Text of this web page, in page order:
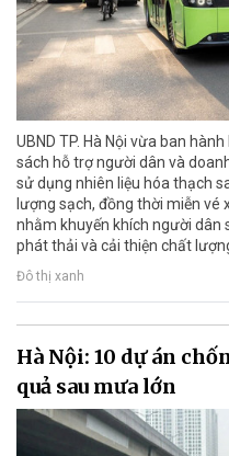
UBND TP. Hà Nội vừa ban
sách hỗ trợ người dân và
sử dụng nhiên liệu hóa thạch
lượng sạch, đồng thời miễn vé
nhằm khuyến khích người dân
phát thải và cải thiện chất
Đô thị xanh
Hà Nội: 10 dự án
quả sau mưa lớn